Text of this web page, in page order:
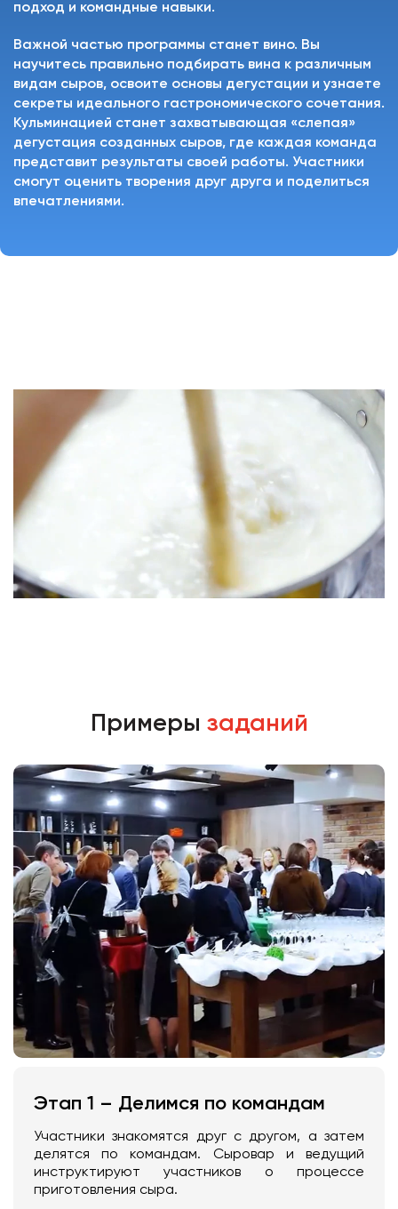
подход и командные навыки.
Важной частью программы станет вино. Вы
научитесь правильно подбирать вина к различным
видам сыров, освоите основы дегустации и узнаете
секреты идеального гастрономического сочетания.
Кульминацией станет захватывающая «слепая»
дегустация созданных сыров, где каждая команда
представит результаты своей работы. Участники
смогут оценить творения друг друга и поделиться
впечатлениями.
Примеры заданий
Этап 1 – Делимся по командам
Участники знакомятся друг с другом, а затем
делятся по командам. Сыровар и ведущий
инструктируют участников о процессе
приготовления сыра.